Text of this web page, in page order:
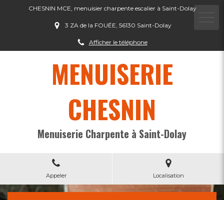
CHESNIN MCE, menuisier charpente escalier à Saint-Dolay
3 ZA de la FOUÉE, 56130 Saint-Dolay
Afficher le téléphone
MENUISERIE
CHESNIN
Menuiserie Charpente à Saint-Dolay
Appeler Localisation